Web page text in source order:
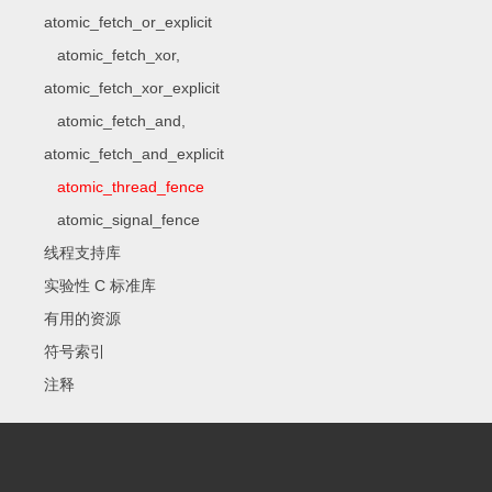
atomic_fetch_or_explicit
atomic_fetch_xor,
atomic_fetch_xor_explicit
atomic_fetch_and,
atomic_fetch_and_explicit
atomic_thread_fence
atomic_signal_fence
线程支持库
实验性 C 标准库
有用的资源
符号索引
注释